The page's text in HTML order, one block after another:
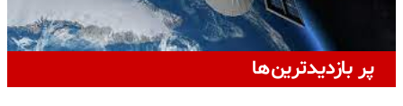
پر بازدیدترین‌ها